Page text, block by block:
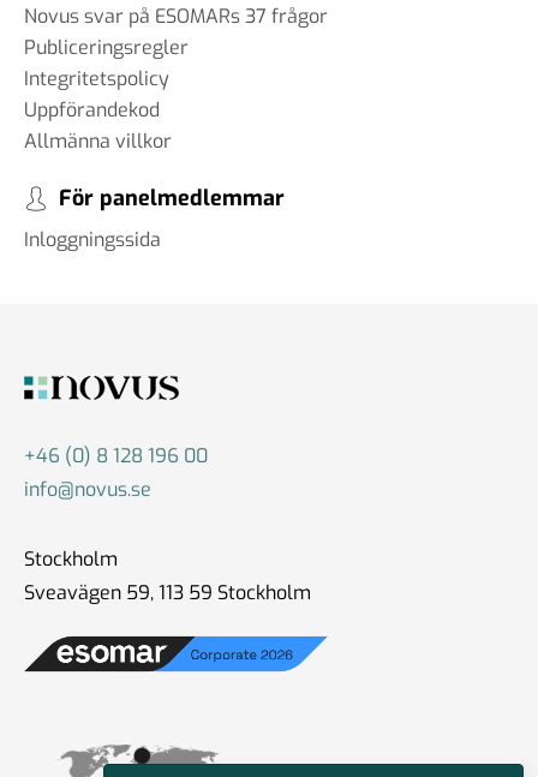
Novus svar på ESOMARs 37 frågor
Publiceringsregler
Integritetspolicy
Uppförandekod
Allmänna villkor
För panelmedlemmar
Inloggningssida
+46 (0) 8 128 196 00
info@novus.se
Stockholm
Sveavägen 59, 113 59 Stockholm